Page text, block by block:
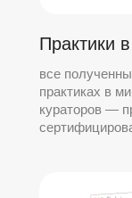
все
практиках в
кураторов —
Практики